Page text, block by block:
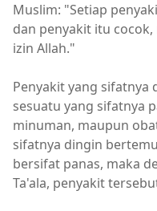
Muslim: "Setiap
dan penyakit itu
izin Allah."
Penyakit yang
sesuatu yang sifatnya
minuman, maupun
sifatnya dingin
bersifat panas, maka
Ta'ala, penyakit